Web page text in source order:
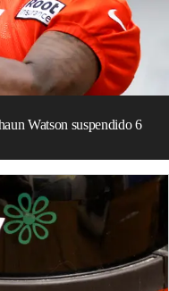
Watson suspendido 6